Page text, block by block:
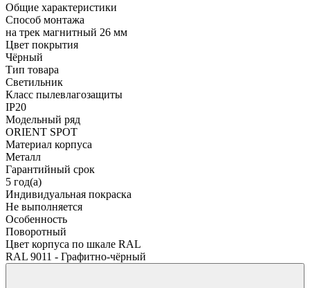
Общие характеристики
Способ монтажа
на трек магнитный 26 мм
Цвет покрытия
Чёрный
Тип товара
Светильник
Класс пылевлагозащиты
IP20
Модельный ряд
ORIENT SPOT
Материал корпуса
Металл
Гарантийный срок
5 год(а)
Индивидуальная покраска
Не выполняется
Особенность
Поворотный
Цвет корпуса по шкале RAL
RAL 9011 - Графитно-чёрный